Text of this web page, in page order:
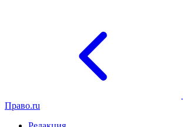
Право.ru